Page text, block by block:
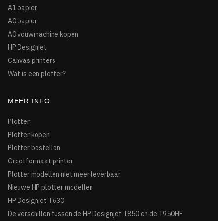
A1 papier
A0 papier
A0 vouwmachine kopen
HP Designjet
Canvas printers
Wat is een plotter?
MEER INFO
Plotter
Plotter kopen
Plotter bestellen
Grootformaat printer
Plotter modellen niet meer leverbaar
Nieuwe HP plotter modellen
HP Designjet T630
De verschillen tussen de HP Designjet T850 en de T950HP